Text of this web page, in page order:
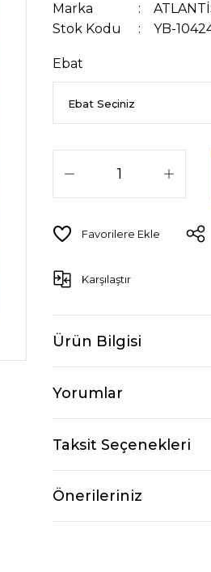
Marka
Stok Kodu
YB-
Ebat
Karşılaştır
Ürün Bilgisi
Yorumlar
Taksit Seçenekleri
Önerileriniz